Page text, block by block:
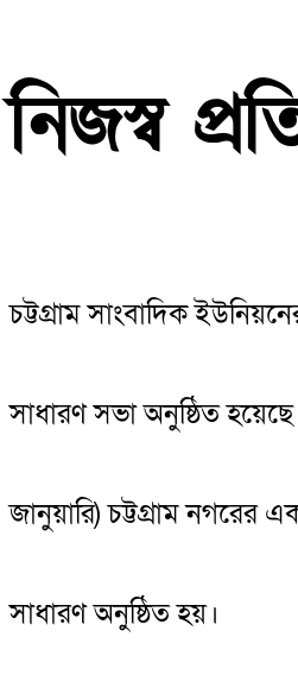
নিজস্ব
চট্টগ্রাম সাংবাদিক
সাধারণ সভা অনুষ্ঠিত
জানুয়ারি) চট্টগ্রাম
সাধারণ অনুষ্ঠিত হয়।